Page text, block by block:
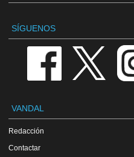
SÍGUENOS
VANDAL
Redacción
Contactar